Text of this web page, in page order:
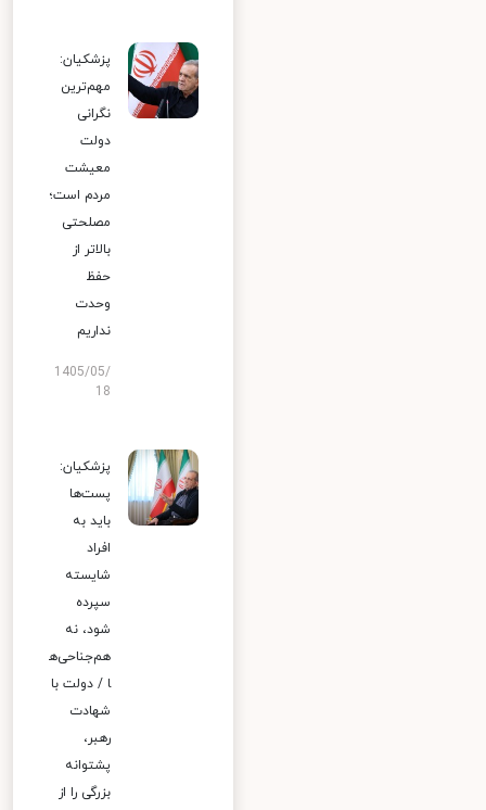
پزشکیان:
مهم‌ترین
نگرانی
دولت
معیشت
مردم است؛
مصلحتی
بالاتر از
حفظ
وحدت
نداریم
1405/05/
18
پزشکیان:
پست‌ها
باید به
افراد
شایسته
سپرده
شود، نه
هم‌جناحی‌ه
ا / دولت با
شهادت
رهبر،
پشتوانه
بزرگی را از